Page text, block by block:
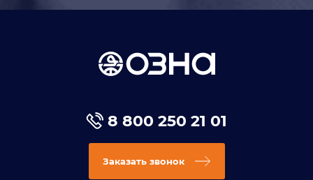
8 800 250 21 01
Заказать звонок